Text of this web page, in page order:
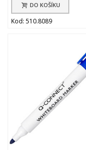
DO KOŠÍKU
Kod: 510.8089